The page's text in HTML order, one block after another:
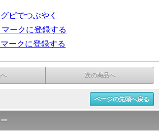
ピでつぶやく
ークに登録する
ークに登録する
次の商品へ
ページの先頭へ戻る